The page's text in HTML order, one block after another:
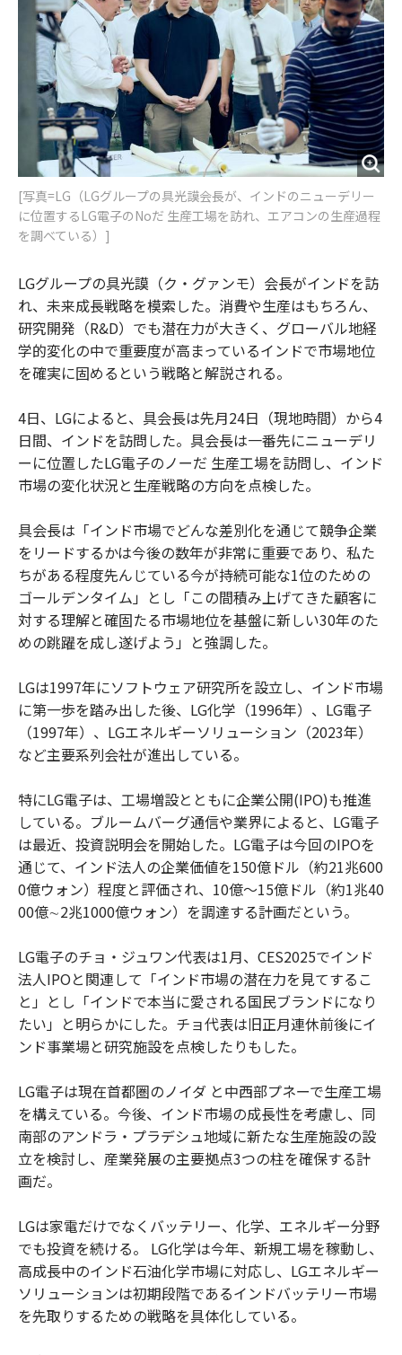
[写真=LG（LGグループの具光謨会長が、インドのニューデリー
に位置するLG電子のNoだ 生産工場を訪れ、エアコンの生産過程
を調べている）]
LGグループの具光謨（ク・グァンモ）会長がインドを訪
れ、未来成長戦略を模索した。消費や生産はもちろん、
研究開発（R&D）でも潜在力が大きく、グローバル地経
学的変化の中で重要度が高まっているインドで市場地位
を確実に固めるという戦略と解説される。
4日、LGによると、具会長は先月24日（現地時間）から4
日間、インドを訪問した。具会長は一番先にニューデリ
ーに位置したLG電子のノーだ 生産工場を訪問し、インド
市場の変化状況と生産戦略の方向を点検した。
具会長は「インド市場でどんな差別化を通じて競争企業
をリードするかは今後の数年が非常に重要であり、私た
ちがある程度先んじている今が持続可能な1位のための
ゴールデンタイム」とし「この間積み上げてきた顧客に
対する理解と確固たる市場地位を基盤に新しい30年のた
めの跳躍を成し遂げよう」と強調した。
LGは1997年にソフトウェア研究所を設立し、インド市場
に第一歩を踏み出した後、LG化学（1996年）、LG電子
（1997年）、LGエネルギーソリューション（2023年）
など主要系列会社が進出している。
特にLG電子は、工場増設とともに企業公開(IPO)も推進
している。ブルームバーグ通信や業界によると、LG電子
は最近、投資説明会を開始した。LG電子は今回のIPOを
通じて、インド法人の企業価値を150億ドル（約21兆600
0億ウォン）程度と評価され、10億～15億ドル（約1兆40
00億∼2兆1000億ウォン）を調達する計画だという。
LG電子のチョ・ジュワン代表は1月、CES2025でインド
法人IPOと関連して「インド市場の潜在力を見てするこ
と」とし「インドで本当に愛される国民ブランドになり
たい」と明らかにした。チョ代表は旧正月連休前後にイ
ンド事業場と研究施設を点検したりもした。
LG電子は現在首都圏のノイダ と中西部プネーで生産工場
を構えている。今後、インド市場の成長性を考慮し、同
南部のアンドラ・プラデシュ地域に新たな生産施設の設
立を検討し、産業発展の主要拠点3つの柱を確保する計
画だ。
LGは家電だけでなくバッテリー、化学、エネルギー分野
でも投資を続ける。 LG化学は今年、新規工場を稼動し、
高成長中のインド石油化学市場に対応し、LGエネルギー
ソリューションは初期段階であるインドバッテリー市場
を先取りするための戦略を具体化している。